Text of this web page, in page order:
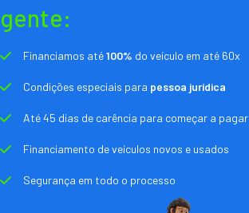
gente:
Financiamos até100% do veículo em até 60x
Condições especiais para pessoa jurídica
Até 45 dias de carência para começar a pagar
Financiamento de veículos novos e usados
Segurança em todo o processo